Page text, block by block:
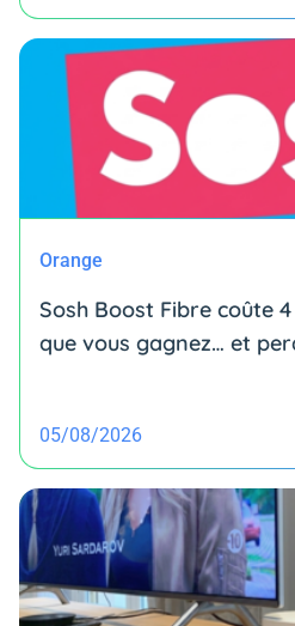
Orange
Sosh Boost Fibre coûte
que vous gagnez… et
05/08/2026